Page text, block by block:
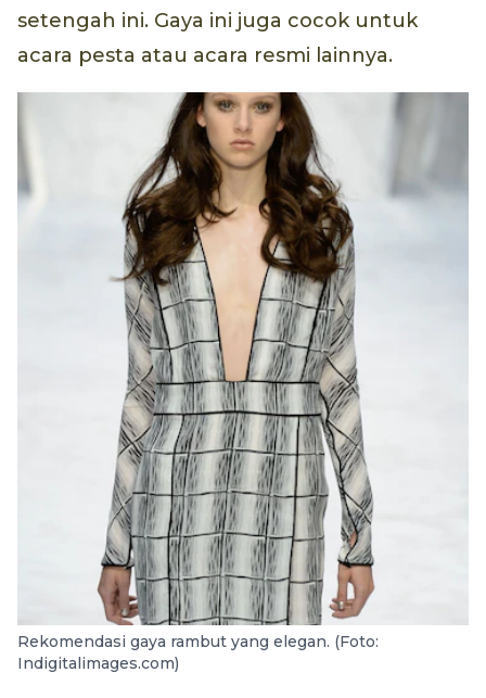
setengah ini. Gaya ini juga cocok untuk
acara pesta atau acara resmi lainnya.
Rekomendasi gaya rambut yang elegan. (Foto:
Indigitalimages.com)